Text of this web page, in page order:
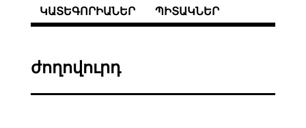
ԿԱՏԵԳՈՐԻԱՆԵՐ ՊԻՏԱԿՆԵՐ
ժողովուրդ